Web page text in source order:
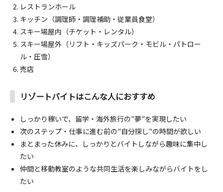
7,400 円～ 7,400 円～
空室
あり
空室
なし
販売
なし
※表示料金は予約できる 1室1名
1泊目 の最安値
レストランホール
キッチン（調理師・調理補助・従業員食堂）
スキー場屋内（チケット・レンタル）
スキー場屋外（リフト・キッズパーク・モビル・パトロー
ル・圧雪）
売店
リゾートバイトはこんな人におすすめ
しっかり稼いで、留学・海外旅行の"夢"を実現したい
次のステップ・仕事に進む前の"自分探し"の時間が欲しい
まとまった休みに、しっかりとバイトしながら趣味に集中し
たい
仲間と移動教室のような共同生活を楽しみながらバイトをし
たい